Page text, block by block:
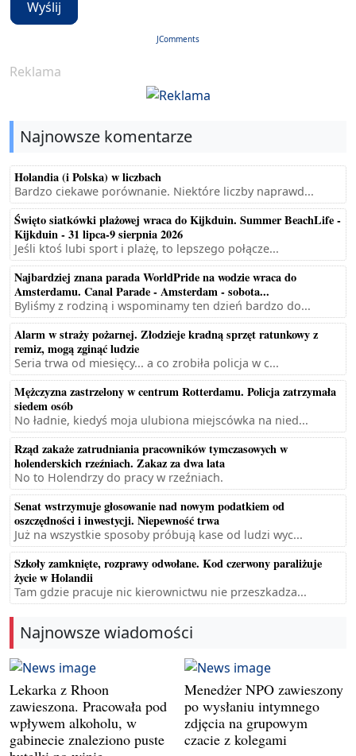
Wyślij
JComments
Reklama
Najnowsze komentarze
Holandia (i Polska) w liczbach
Bardzo ciekawe porównanie. Niektóre liczby naprawd...
Święto siatkówki plażowej wraca do Kijkduin. Summer BeachLife -
Kijkduin - 31 lipca-9 sierpnia 2026
Jeśli ktoś lubi sport i plażę, to lepszego połącze...
Najbardziej znana parada WorldPride na wodzie wraca do
Amsterdamu. Canal Parade - Amsterdam - sobota...
Byliśmy z rodziną i wspominamy ten dzień bardzo do...
Alarm w straży pożarnej. Złodzieje kradną sprzęt ratunkowy z
remiz, mogą zginąć ludzie
Seria trwa od miesięcy... a co zrobiła policja w c...
Mężczyzna zastrzelony w centrum Rotterdamu. Policja zatrzymała
siedem osób
No ładnie, kiedyś moja ulubiona miejscówka na nied...
Rząd zakaże zatrudniania pracowników tymczasowych w
holenderskich rzeźniach. Zakaz za dwa lata
No to Holendrzy do pracy w rzeźniach.
Senat wstrzymuje głosowanie nad nowym podatkiem od
oszczędności i inwestycji. Niepewność trwa
Już na wszystkie sposoby próbują kase od ludzi wyc...
Szkoły zamknięte, rozprawy odwołane. Kod czerwony paraliżuje
życie w Holandii
Tam gdzie pracuje nic kierownictwu nie przeszkadza...
Najnowsze wiadomości
Lekarka z Rhoon
zawieszona. Pracowała pod
wpływem alkoholu, w
gabinecie znaleziono puste
Menedżer NPO zawieszony
po wysłaniu intymnego
zdjęcia na grupowym
czacie z kolegami